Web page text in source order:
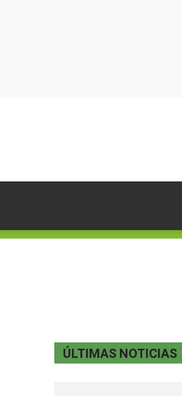
ÚLTIMAS NOTICIAS